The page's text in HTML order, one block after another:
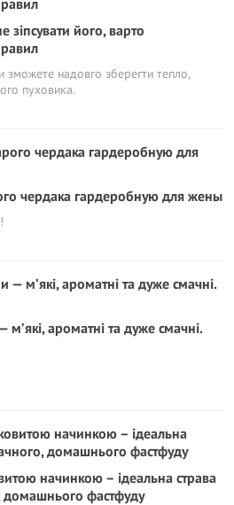
його, варто
надовго зберегти тепло,
пуховика.
чердака гардеробную для жены
м’які, ароматні та дуже смачні.
начинкою – ідеальна страва
домашнього фастфуду